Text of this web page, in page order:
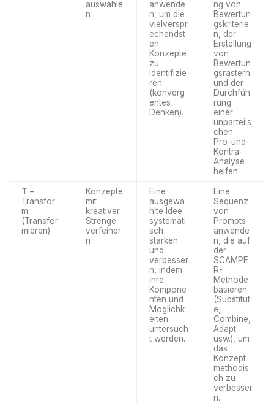
auswähle
n
anwende
n, um die
vielverspr
echendst
en
Konzepte
zu
identifizie
ren
(konverg
entes
Denken).
ng von
Bewertun
gskriterie
n, der
Erstellung
von
Bewertun
gsrastern
und der
Durchfüh
rung
einer
unparteiis
chen
Pro-und-
Kontra-
Analyse
helfen.
T –
Transfor
m
(Transfor
mieren)
Konzepte
mit
kreativer
Strenge
verfeiner
n
Eine
ausgewä
hlte Idee
systemati
sch
stärken
und
verbesser
n, indem
ihre
Kompone
nten und
Möglichk
eiten
untersuch
t werden.
Eine
Sequenz
von
Prompts
anwende
n, die auf
der
SCAMPE
R-
Methode
basieren
(Substitut
e,
Combine,
Adapt
usw.), um
das
Konzept
methodis
ch zu
verbesser
n.